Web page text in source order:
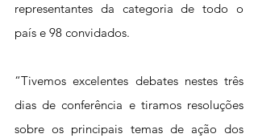
representantes da categoria de todo o
país e 98 convidados.
“Tivemos excelentes debates nestes três
dias de conferência e tiramos resoluções
sobre os principais temas de ação dos